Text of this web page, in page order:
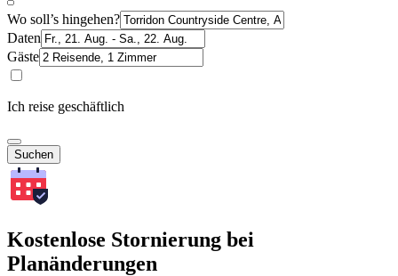
Wo soll’s hingehen?
Daten
Gäste
Ich reise geschäftlich
Suchen
Kostenlose Stornierung bei
Planänderungen